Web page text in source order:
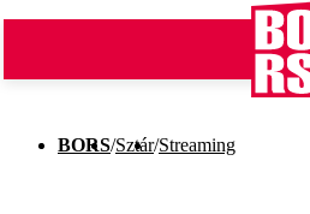
BORS/Sztár/Streaming